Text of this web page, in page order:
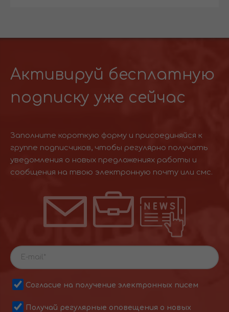
Активируй бесплатную
подписку уже сейчас
Заполните короткую форму и присоединяйся к
группе подписчиков, чтобы регулярно получать
уведомления о новых предложениях работы и
сообщения на твою электронную почту или смс.
Согласие на получение электронных писем
Получай регулярные оповещения о новых